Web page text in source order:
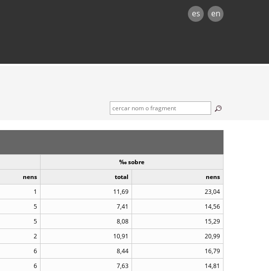
es en
‰ sobre
nens total
nens
1 11,69
23,04
5 7,41
14,56
5 8,08
15,29
2 10,91
20,99
6 8,44
16,79
6 7,63
14,81